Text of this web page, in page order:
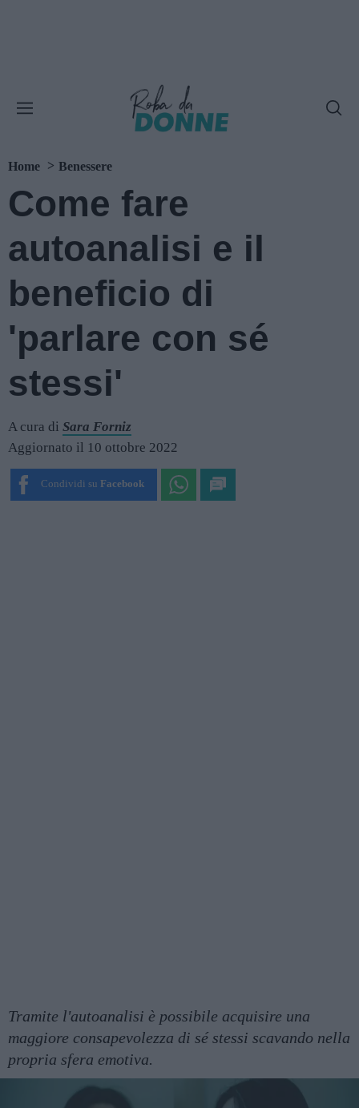
Home Benessere
Come fare
autoanalisi e il
beneficio di
'parlare con sé
stessi'
A cura di Sara Forniz
Aggiornato il 10 ottobre 2022
Condividi su Facebook
Tramite l'autoanalisi è possibile acquisire una
maggiore consapevolezza di sé stessi scavando nella
propria sfera emotiva.